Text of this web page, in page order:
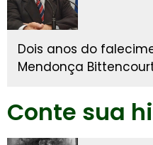
Dois anos do
Mendonça
Conte sua